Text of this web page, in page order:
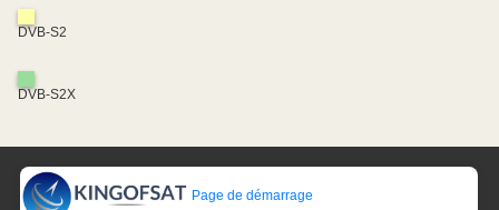
DVB-S2
DVB-S2X
Page de démarrage